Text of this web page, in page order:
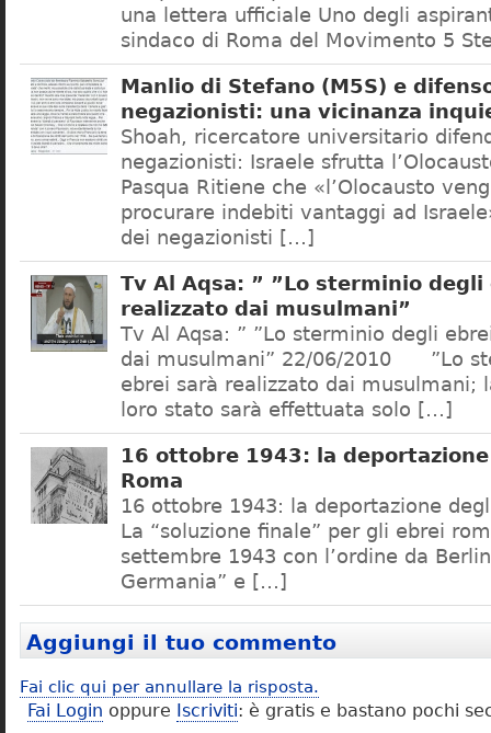
una lettera ufficiale Uno degli
sindaco di Roma del Movimento 5
Manlio di Stefano (M5S) e
negazionisti: una vicinanza
Shoah, ricercatore universitario
negazionisti: Israele sfrutta
Pasqua Ritiene che «l’Olocausto
procurare indebiti vantaggi ad
dei negazionisti […]
Tv Al Aqsa: ” ”Lo sterminio degli
realizzato dai musulmani”
Tv Al Aqsa: ” ”Lo sterminio degli
dai musulmani” 22/06/2010 ”Lo
ebrei sarà realizzato dai musulmani;
loro stato sarà effettuata solo […]
16 ottobre 1943: la
Roma
16 ottobre 1943: la deportazione
La “soluzione finale” per gli ebrei
settembre 1943 con l’ordine da
Germania” e […]
Aggiungi il tuo commento
Fai clic qui per annullare la risposta.
Fai Login oppure Iscriviti: è gratis e bastano pochi